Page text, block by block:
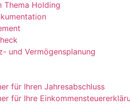
Thema Holding
und Vermögensplanung
für Ihren Jahresabschluss
für Ihre